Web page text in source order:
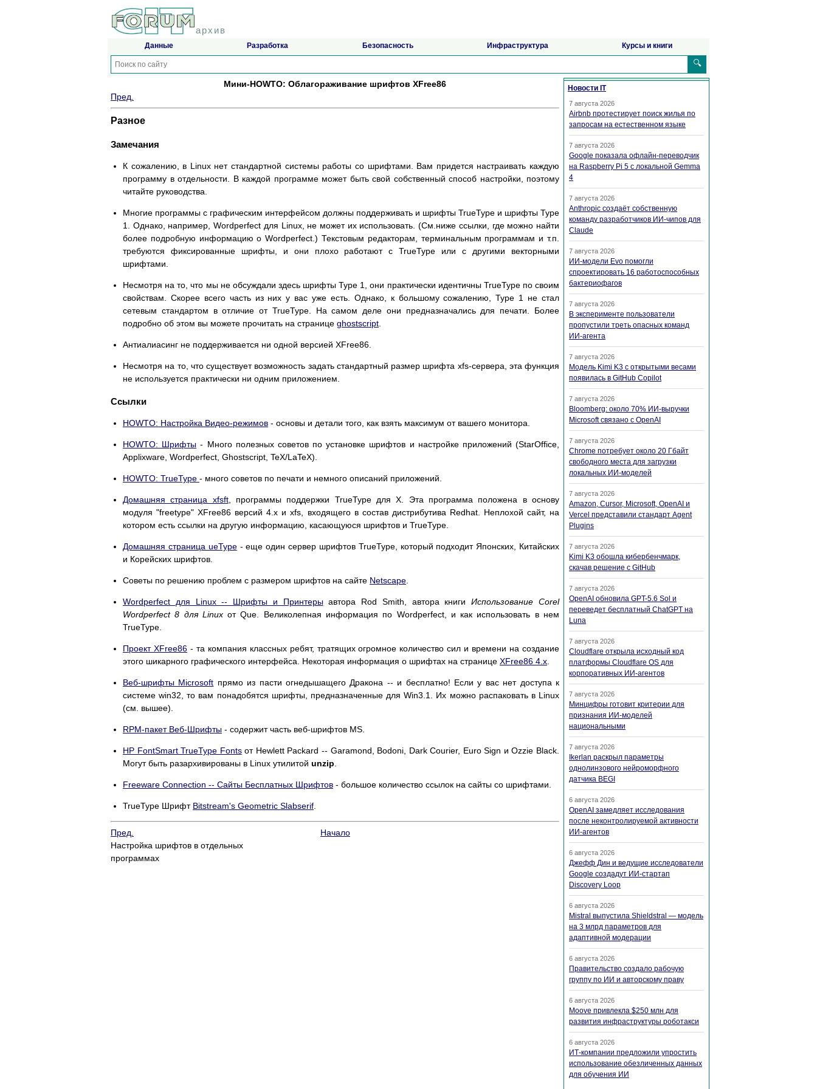
архив
Данные Разработка Безопасность Инфраструктура Курсы и книги
🔍
Мини-HOWTO: Облагораживание шрифтов XFree86
Пред.
Разное
Замечания
К сожалению, в Linux нет стандартной системы работы со шрифтами. Вам придется настраивать каждую
программу в отдельности. В каждой программе может быть свой собственный способ настройки, поэтому
читайте руководства.
Многие программы с графическим интерфейсом должны поддерживать и шрифты TrueType и шрифты Type
1. Однако, например, Wordperfect для Linux, не может их использовать. (См.ниже ссылки, где можно найти
более подробную информацию о Wordperfect.) Текстовым редакторам, терминальным программам и т.п.
требуются фиксированные шрифты, и они плохо работают с TrueType или с другими векторными
шрифтами.
Несмотря на то, что мы не обсуждали здесь шрифты Type 1, они практически идентичны TrueType по своим
свойствам. Скорее всего часть из них у вас уже есть. Однако, к большому сожалению, Type 1 не стал
сетевым стандартом в отличие от TrueType. На самом деле они предназначались для печати. Более
подробно об этом вы можете прочитать на странице ghostscript
Антиалиасинг не поддерживается ни одной версией XFree86.
Несмотря на то, что существует возможность задать стандартный размер шрифта xfs-сервера, эта функция
не используется практически ни одним приложением.
Ссылки
HOWTO: Настройка Видео-режимов - основы и детали того, как взять максимум от вашего монитора.
HOWTO: Шрифты - Много полезных советов по установке шрифтов и настройке приложений (StarOffice,
Applixware, Wordperfect, Ghostscript, TeX/LaTeX).
HOWTO: TrueType - много советов по печати и немного описаний приложений.
Домашняя страница xfsft, программы поддержки TrueType для X. Эта программа положена в основу
модуля "freetype" XFree86 версий 4.x и xfs, входящего в состав дистрибутива Redhat. Неплохой сайт, на
котором есть ссылки на другую информацию, касающуюся шрифтов и TrueType.
Домашняя страница ueType- еще один сервер шрифтов TrueType, который подходит Японских, Китайских
и Корейских шрифтов.
Советы по решению проблем с размером шрифтов на сайте Netscape
Wordperfect для Linux -- Шрифты и Принтерыавтора Rod Smith, автора книгиИспользование Corel
Wordperfect 8 для Linuxот Que. Великолепная информация по Wordperfect, и как использовать в нем
TrueType.
Проект XFree86- та компания классных ребят, тратящих огромное количество сил и времени на создание
этого шикарного графического интерфейса. Некоторая информация о шрифтах на странице XFree86 4.x
Веб-шрифты Microsoft прямо из пасти огнедышащего Дракона -- и бесплатно! Если у вас нет доступа к
системе win32, то вам понадобятся шрифты, предназначенные для Win3.1. Их можно распаковать в Linux
(см. вышеe).
RPM-пакет Веб-Шрифты - содержит часть веб-шрифтов MS.
HP FontSmart TrueType Fontsот Hewlett Packard -- Garamond, Bodoni, Dark Courier, Euro Sign и Ozzie Black.
Могут быть разархивированы в Linux утилитой unzip
Freeware Connection -- Сайты Бесплатных Шрифтов - большое количество ссылок на сайты со шрифтами.
TrueType Шрифт Bitstream's Geometric Slabserif
Пред.
Начало
Настройка шрифтов в отдельных
программах
Новости IT
7 августа 2026
Airbnb протестирует поиск жилья по
запросам на естественном языке
7 августа 2026
Google показала офлайн-переводчик
на Raspberry Pi 5 с локальной Gemma
4
7 августа 2026
Anthropic создаёт собственную
команду разработчиков ИИ-чипов для
Claude
7 августа 2026
ИИ-модели Evo помогли
спроектировать 16 работоспособных
бактериофагов
7 августа 2026
В эксперименте пользователи
пропустили треть опасных команд
ИИ-агента
7 августа 2026
Модель Kimi K3 с открытыми весами
появилась в GitHub Copilot
7 августа 2026
Bloomberg: около 70% ИИ-выручки
Microsoft связано с OpenAI
7 августа 2026
Chrome потребует около 20 Гбайт
свободного места для загрузки
локальных ИИ-моделей
7 августа 2026
Amazon, Cursor, Microsoft, OpenAI и
Vercel представили стандарт Agent
Plugins
7 августа 2026
Kimi K3 обошла кибербенчмарк,
скачав решение с GitHub
7 августа 2026
OpenAI обновила GPT-5.6 Sol и
переведет бесплатный ChatGPT на
Luna
7 августа 2026
Cloudflare открыла исходный код
платформы Cloudflare OS для
корпоративных ИИ-агентов
7 августа 2026
Минцифры готовит критерии для
признания ИИ-моделей
национальными
7 августа 2026
Ikerlan раскрыл параметры
однолинзового нейроморфного
датчика BEGI
6 августа 2026
OpenAI замедляет исследования
после неконтролируемой активности
ИИ-агентов
6 августа 2026
Джефф Дин и ведущие исследователи
Google создадут ИИ-стартап
Discovery Loop
6 августа 2026
Mistral выпустила Shieldstral — модель
на 3 млрд параметров для
адаптивной модерации
6 августа 2026
Правительство создало рабочую
группу по ИИ и авторскому праву
6 августа 2026
Moove привлекла $250 млн для
развития инфраструктуры роботакси
6 августа 2026
ИТ-компании предложили упростить
использование обезличенных данных
для обучения ИИ